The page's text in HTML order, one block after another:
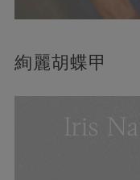
絢麗胡蝶甲